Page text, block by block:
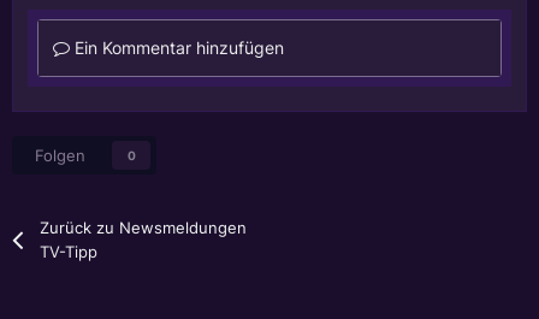
Ein Kommentar hinzufügen
Folgen 0
Zurück zu Newsmeldungen
TV-Tipp